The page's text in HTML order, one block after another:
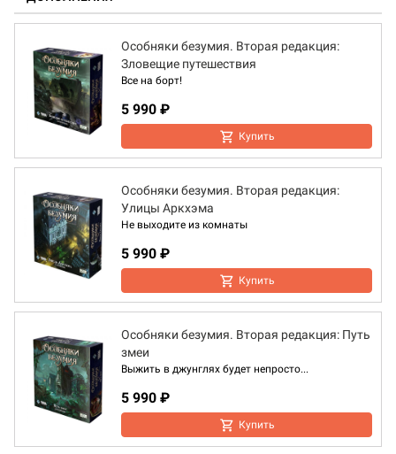
Особняки безумия. Вторая редакция:
Зловещие путешествия
Все на борт!
5 990 ₽
Купить
Особняки безумия. Вторая редакция:
Улицы Аркхэма
Не выходите из комнаты
5 990 ₽
Купить
Особняки безумия. Вторая редакция: Путь
змеи
Выжить в джунглях будет непросто...
5 990 ₽
Купить